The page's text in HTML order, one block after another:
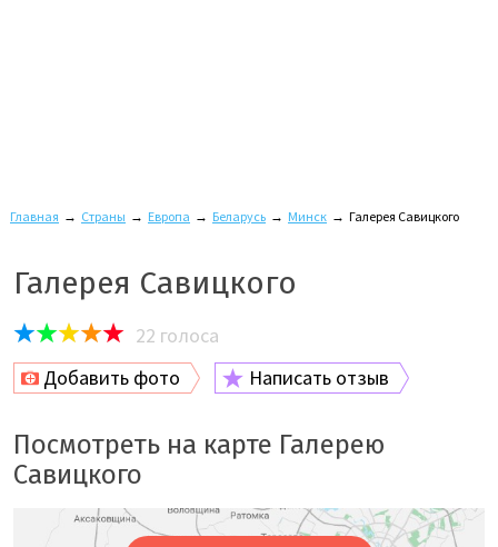
Главная → Страны → Европа → Беларусь → Минск → Галерея Савицкого
Галерея Савицкого
22 голоса
Добавить фото
Написать отзыв
Посмотреть на карте Галерею
Савицкого